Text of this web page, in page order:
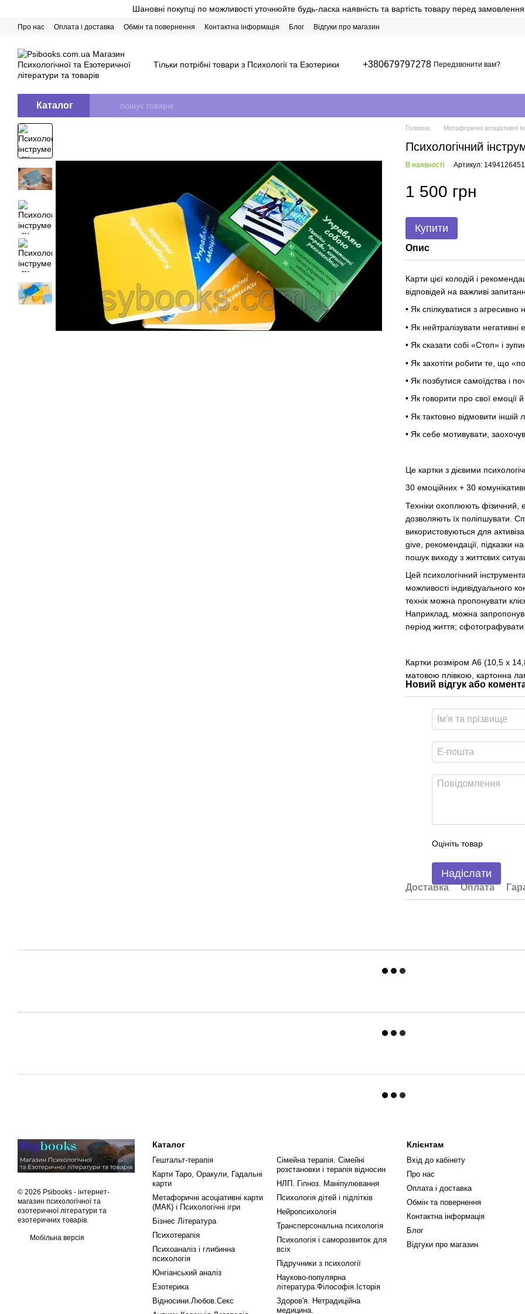
Шановні покупці по можливості уточнюйте будь-ласка наявність та вартість товару перед
Про нас Оплата і доставка Обмін та повернення Контактна інформація Блог Відгуки про магазин
Тільки потрібні товари з Психології та Езотерики +380679797278 Передзвонити вам?
Каталог
Головна Метафоричні асоціативні
Психологічний
В наявності Артикул: 1494126451
1 500 грн
Купити
Опис
Карти цієї колодій і
відповідей на важливі
• Як спілкуватися з
• Як нейтралізувати негативні
• Як сказати собі «Стоп» і
• Як захотіти робити те, що
• Як позбутися самоїдства і
• Як говорити про свої емоції
• Як тактовно відмовити іншій
• Як себе мотивувати,
Це картки з дієвими
30 емоційних + 30
Техніки охоплюють фізичний,
дозволяють їх поліпшувати.
використовуються для
give, рекомендації, підказки
пошук виходу з життєвих
Цей психологічний
можливості індивідуального
технік можна пропонувати
Наприклад, можна
період життя;
Картки розміром А6 (10,5 х
матовою плівкою, картонна
Новий відгук або
Оцініть товар
Надіслати
Доставка Оплата
© 2026 Psibooks - інтернет-
магазин психологічної та
езотеричної літератури та
езотеричних товарів.
Мобільна версія
Каталог
Гештальт-терапія
Карти Таро, Оракули, Гадальні
карти
Метафоричні асоціативні карти
(МАК) і Психологічні ігри
Бізнес Література
Психотерапія
Психоаналіз і глибинна
психологія
Юнгіанський аналіз
Езотерика
Відносини.Любов.Секс
Сімейна терапія. Сімейні
розстановки і терапія відносин
НЛП. Гіпноз. Маніпулювання
Психологія дітей і підлітків
Нейропсихологія
Трансперсональна психологія
Психологія і саморозвиток для
всіх
Підручники з психології
Науково-популярна
література.Філософія.Історія
Здоров'я. Нетрадиційна
медицина.
Клієнтам
Вхід до кабінету
Про нас
Оплата і доставка
Обмін та повернення
Контактна інформація
Блог
Відгуки про магазин